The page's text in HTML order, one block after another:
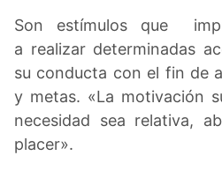
Son estímulos que
a realizar determinadas
su conducta con el fin de
y metas. «La motivación
necesidad sea relativa,
placer».